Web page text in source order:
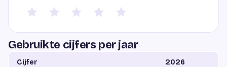
Gebruikte cijfers per jaar
Cijfer 2026